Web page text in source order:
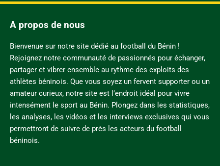
A propos de nous
Bienvenue sur notre site dédié au football du Bénin !
Rejoignez notre communauté de passionnés pour échanger,
partager et vibrer ensemble au rythme des exploits des
athlètes béninois. Que vous soyez un fervent supporter ou un
amateur curieux, notre site est l’endroit idéal pour vivre
intensément le sport au Bénin. Plongez dans les statistiques,
les analyses, les vidéos et les interviews exclusives qui vous
permettront de suivre de près les acteurs du football
béninois.